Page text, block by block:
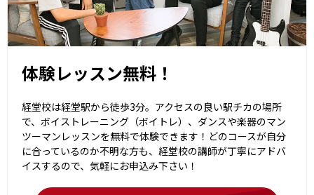
体験レッスン無料！
経堂校は経堂駅から徒歩3分。アクセスの良い駅チカの場所
で、ボイストレーニング（ボイトレ）、ダンスや楽器のマン
ツーマンレッスンを無料で体験できます！どのコースが自分
に合っているのか不明な方も、経堂校の講師が丁寧にアドバ
イスするので、気軽にお申込み下さい！